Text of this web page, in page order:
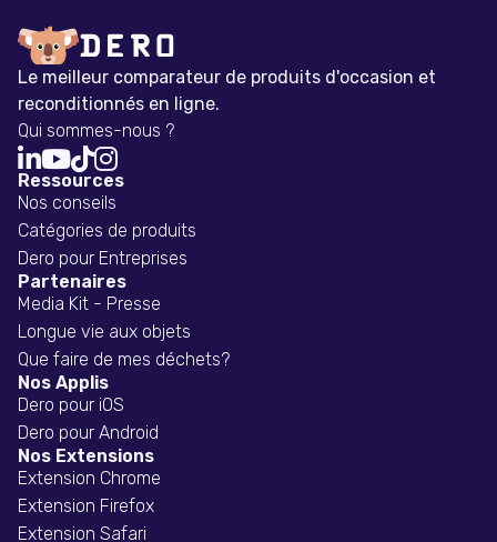
Le meilleur comparateur de produits d'occasion et
reconditionnés en ligne.
Qui sommes-nous ?

Ressources
Nos conseils
Catégories de produits
Dero pour Entreprises
Partenaires
Media Kit - Presse
Longue vie aux objets
Que faire de mes déchets?
Nos Applis
Dero pour iOS
Dero pour Android
Nos Extensions
Extension Chrome
Extension Firefox
Extension Safari